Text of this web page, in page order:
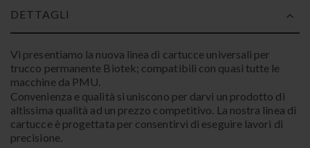
DETTAGLI
Vi presentiamo la nuova linea di cartucce universali per
trucco permanente Biotek; compatibili con quasi tutte le
macchine da PMU.
Convenienza e qualità si uniscono per darvi un prodotto di
altissima qualità ad un prezzo competitivo. La nostra linea di
cartucce è progettata per consentirvi di eseguire lavori di
precisione.